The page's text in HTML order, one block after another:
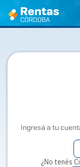
Ingresá a tu
¿No tenés